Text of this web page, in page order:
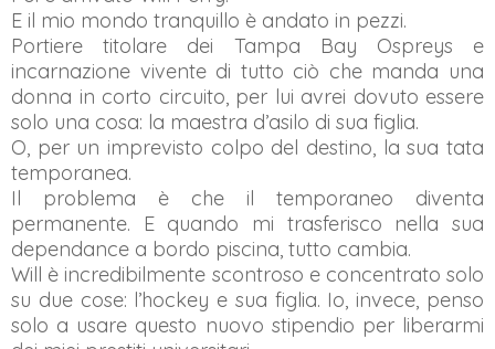
E il mio mondo tranquillo è andato in pezzi.
Portiere titolare dei Tampa Bay Ospreys e
incarnazione vivente di tutto ciò che manda una
donna in corto circuito, per lui avrei dovuto essere
solo una cosa: la maestra d’asilo di sua figlia.
O, per un imprevisto colpo del destino, la sua tata
temporanea.
Il problema è che il temporaneo diventa
permanente. E quando mi trasferisco nella sua
dependance a bordo piscina, tutto cambia.
Will è incredibilmente scontroso e concentrato solo
su due cose: l’hockey e sua figlia. Io, invece, penso
solo a usare questo nuovo stipendio per liberarmi